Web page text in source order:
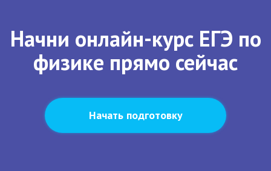
Начни онлайн-курс ЕГЭ по
физике прямо сейчас
Начать подготовку